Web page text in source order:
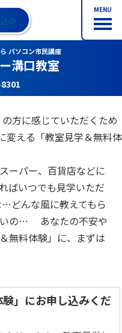
MENU
み
パソコン市民講座
溝口教室
方に感じていただくため
変える「教室見学＆無料体
ーパー、百貨店などに
ばいつでも見学いただ
どんな風に教えてもら
いの… あなたの不安や
無料体験」に、まずは
」にお申し込みくだ